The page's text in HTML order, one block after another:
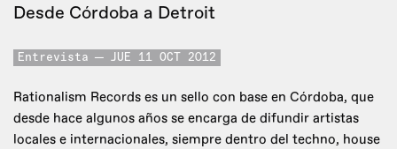
Desde Córdoba a Detroit
Entrevista JUE 11 OCT 2012
Rationalism Records es un sello con base en Córdoba, que
desde hace algunos años se encarga de difundir artistas
locales e internacionales, siempre dentro del techno, house